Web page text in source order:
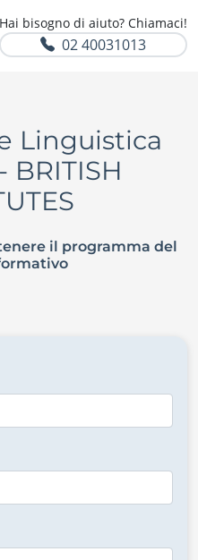
Hai bisogno di aiuto? Chiamaci!
02 40031013
Linguistica
BRITISH
il programma del